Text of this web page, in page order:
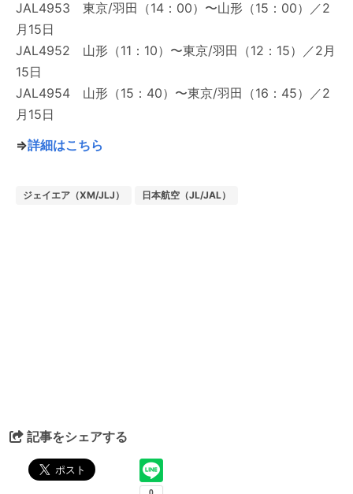
JAL4953 東京/羽田（14：00）〜山形（15：00）／2
月15日
JAL4952 山形（11：10）〜東京/羽田（12：15）／2月
15日
JAL4954 山形（15：40）〜東京/羽田（16：45）／2
月15日
⇒詳細はこちら
ジェイエア（XM/JLJ） 日本航空（JL/JAL）
記事をシェアする